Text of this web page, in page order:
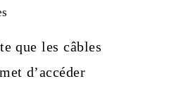
que les câbles
d’accéder